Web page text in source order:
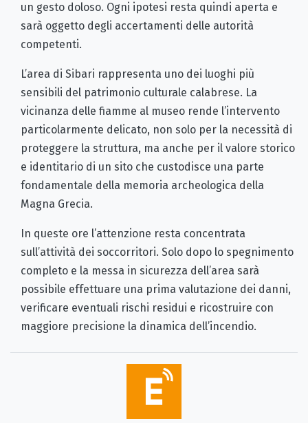
un gesto doloso. Ogni ipotesi resta quindi aperta e
sarà oggetto degli accertamenti delle autorità
competenti.
L’area di Sibari rappresenta uno dei luoghi più
sensibili del patrimonio culturale calabrese. La
vicinanza delle fiamme al museo rende l’intervento
particolarmente delicato, non solo per la necessità di
proteggere la struttura, ma anche per il valore storico
e identitario di un sito che custodisce una parte
fondamentale della memoria archeologica della
Magna Grecia.
In queste ore l’attenzione resta concentrata
sull’attività dei soccorritori. Solo dopo lo spegnimento
completo e la messa in sicurezza dell’area sarà
possibile effettuare una prima valutazione dei danni,
verificare eventuali rischi residui e ricostruire con
maggiore precisione la dinamica dell’incendio.